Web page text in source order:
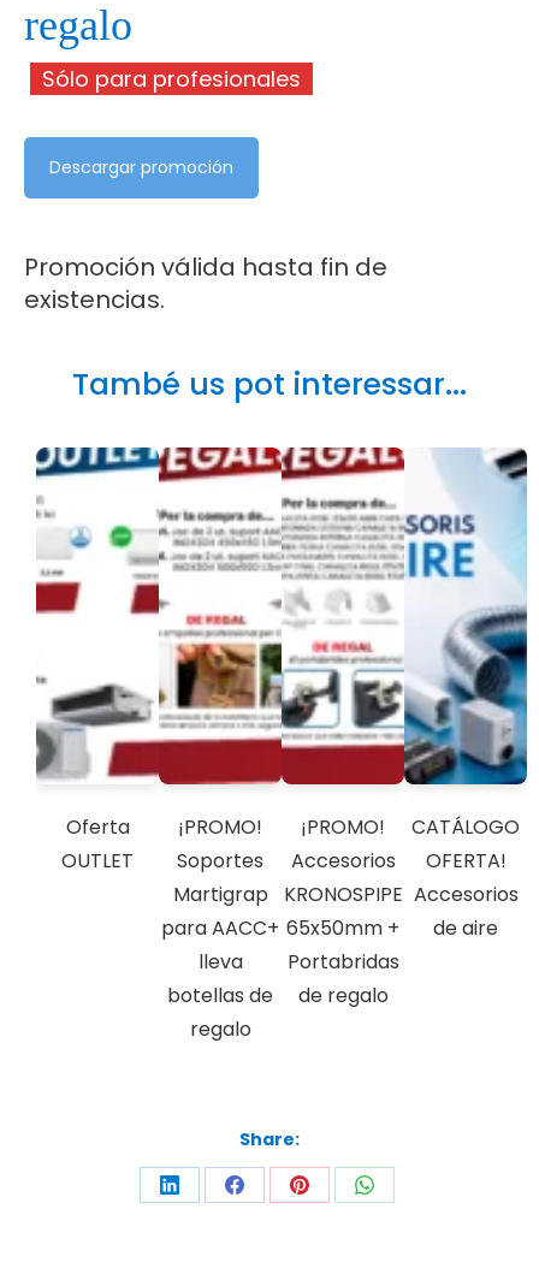
regalo
Sólo para profesionales
Descargar promoción
Promoción válida hasta fin de
existencias.
També us pot interessar...
Oferta
OUTLET
¡PROMO!
Soportes
Martigrap
para AACC+
lleva
botellas de
regalo
¡PROMO!
Accesorios
KRONOSPIPE
65x50mm +
Portabridas
de regalo
CATÁLOGO
OFERTA!
Accesorios
de aire
Share: